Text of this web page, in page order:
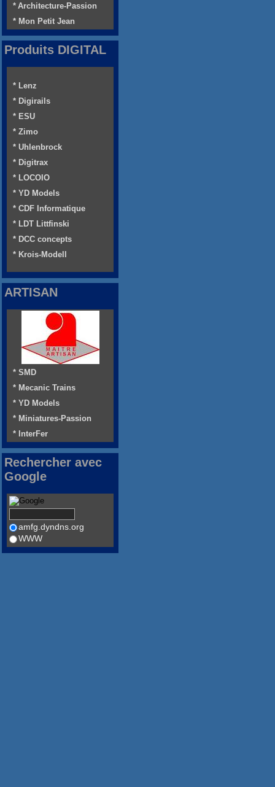
* Architecture-Passion
* Mon Petit Jean
Produits DIGITAL
* Lenz
* Digirails
* ESU
* Zimo
* Uhlenbrock
* Digitrax
* LOCOIO
* YD Models
* CDF Informatique
* LDT Littfinski
* DCC concepts
* Krois-Modell
ARTISAN
* SMD
* Mecanic Trains
* YD Models
* Miniatures-Passion
* InterFer
Rechercher avec
Google
amfg.dyndns.org
WWW